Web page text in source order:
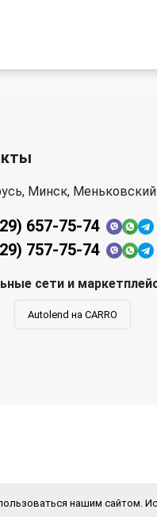
Минск,
657-75-74
757-75-74
сети и
Autolend на CARRO
нашим сайтом.